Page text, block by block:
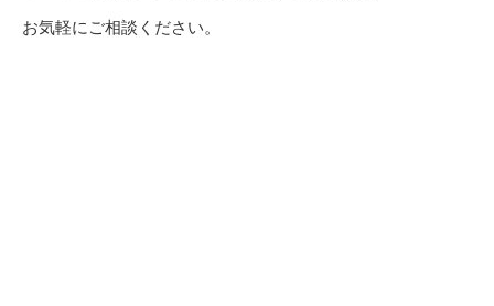
お気軽にご相談ください。